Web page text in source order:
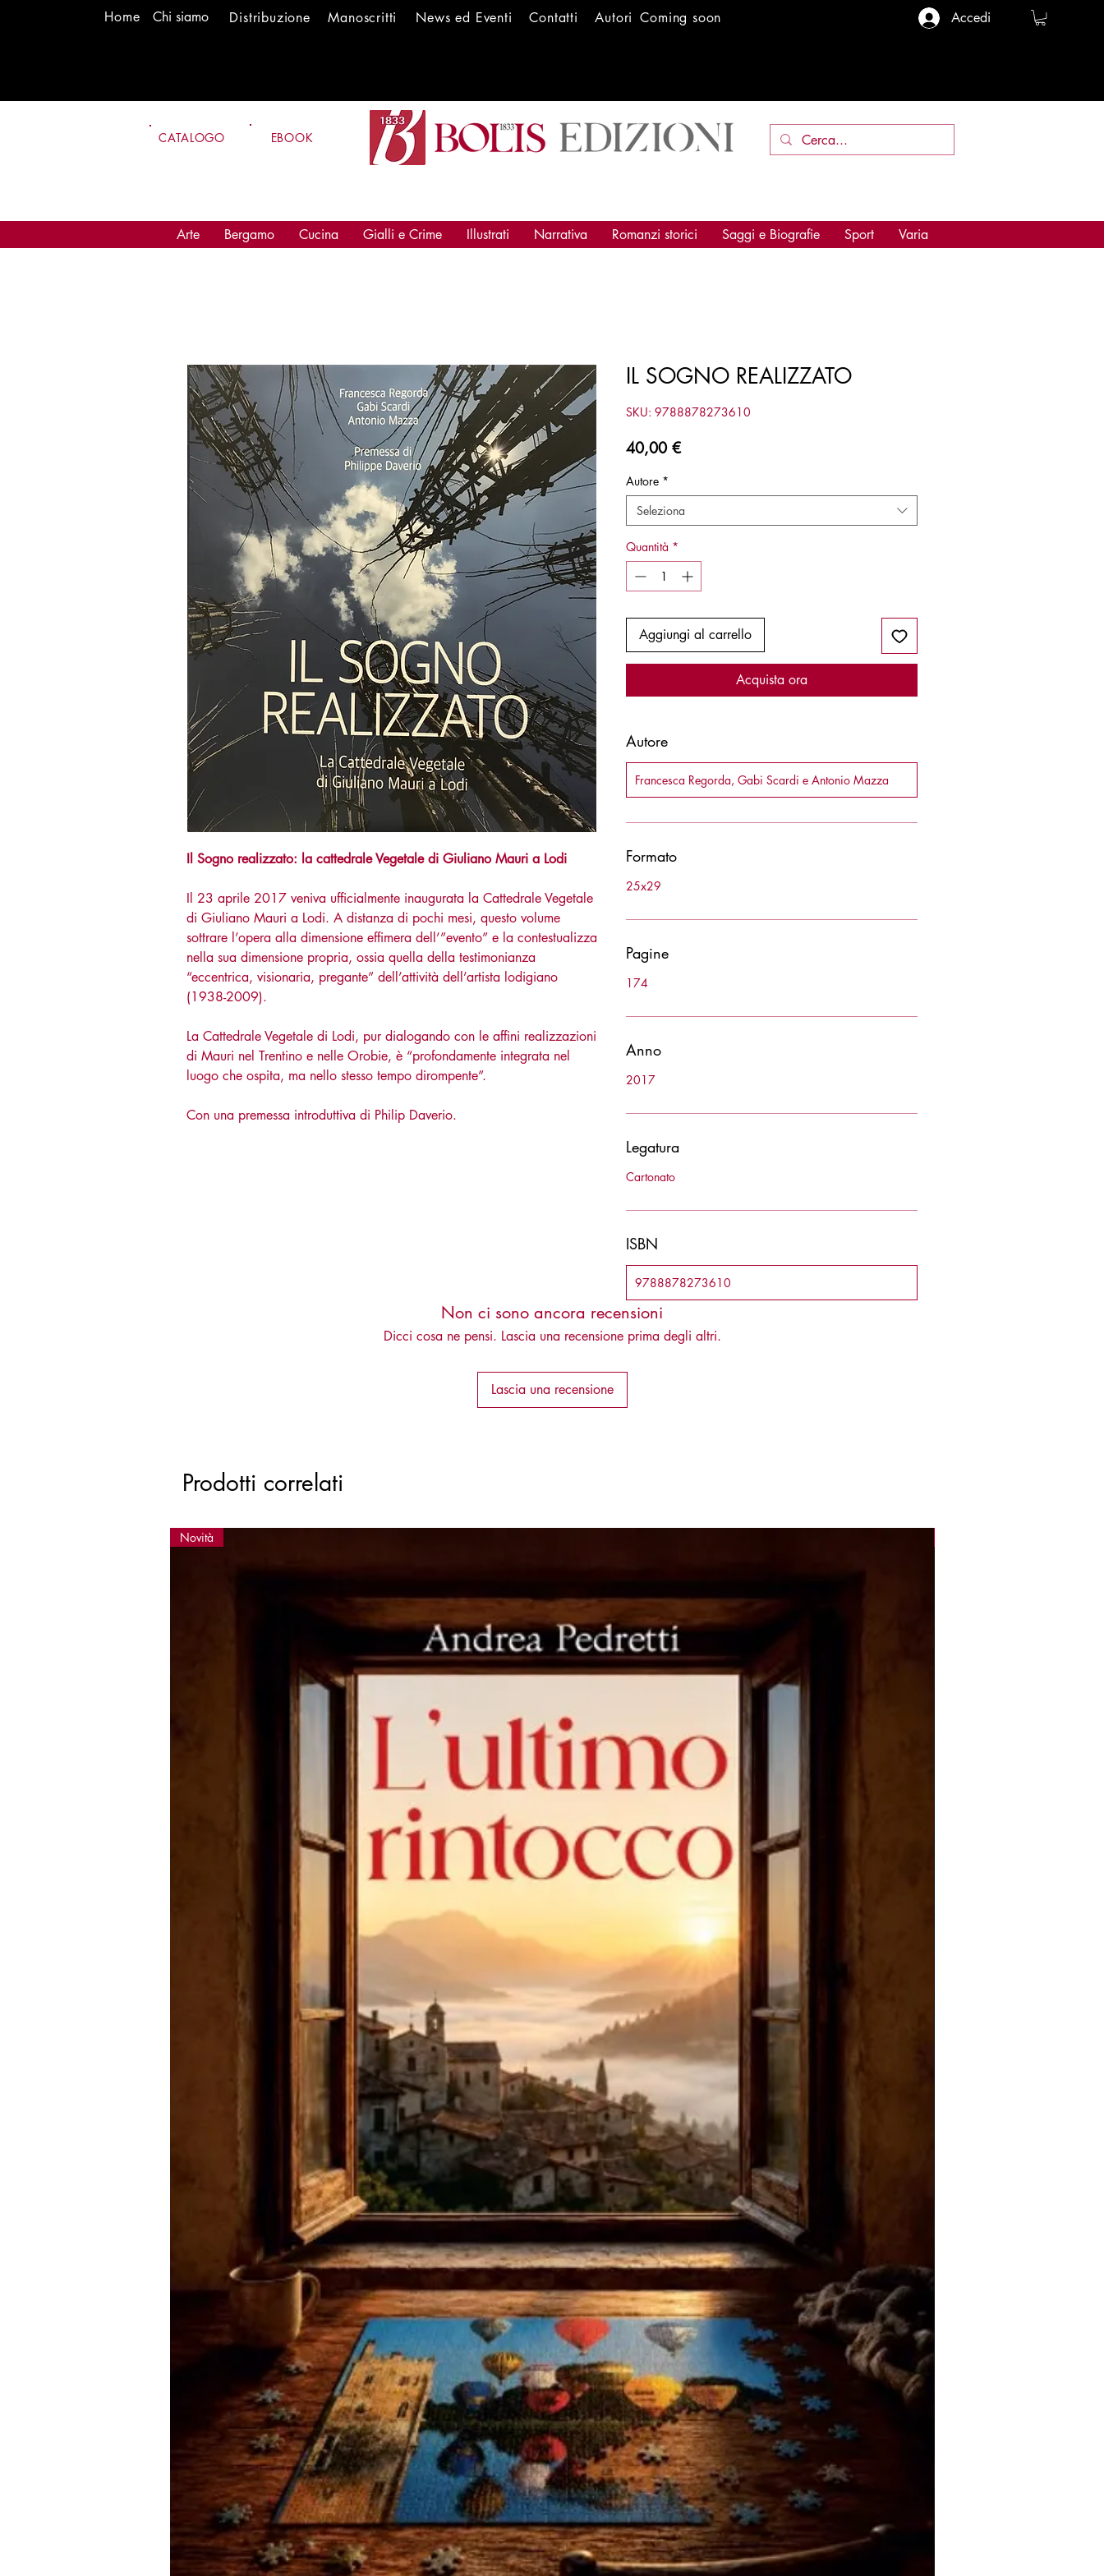
Home Chi siamo Distribuzione Manoscritti News ed Eventi Contatti Autori Coming soon Accedi
CATALOGO EBOOK
Arte Bergamo Cucina Gialli e Crime Illustrati Narrativa Romanzi storici Saggi e Biografie Sport Varia
Il Sogno realizzato: la cattedrale Vegetale di Giuliano Mauri a Lodi
Il 23 aprile 2017 veniva ufficialmente inaugurata la Cattedrale Vegetale
di Giuliano Mauri a Lodi. A distanza di pochi mesi, questo volume
sottrare l’opera alla dimensione effimera dell’”evento” e la contestualizza
nella sua dimensione propria, ossia quella della testimonianza
“eccentrica, visionaria, pregante” dell’attività dell’artista lodigiano
(1938-2009).
La Cattedrale Vegetale di Lodi, pur dialogando con le affini realizzazioni
di Mauri nel Trentino e nelle Orobie, è “profondamente integrata nel
luogo che ospita, ma nello stesso tempo dirompente”.
Con una premessa introduttiva di Philip Daverio.
IL SOGNO REALIZZATO
SKU: 9788878273610
40,00 €Prezzo
Autore *
Seleziona
Quantità *
Aggiungi al carrello
Acquista ora
Autore
Francesca Regorda, Gabi Scardi e Antonio Mazza
Formato
25x29
Pagine
174
Anno
2017
Legatura
Cartonato
ISBN
9788878273610
Non ci sono ancora recensioni
Dicci cosa ne pensi. Lascia una recensione prima degli altri.
Lascia una recensione
Prodotti correlati
Novità